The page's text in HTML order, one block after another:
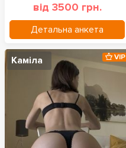
від 3500 грн.
Детальна анкета
Каміла VIP